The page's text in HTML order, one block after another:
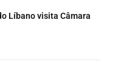
Líbano visita Câmara